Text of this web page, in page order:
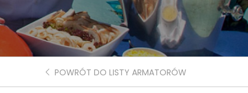
POWRÓT DO LISTY ARMATORÓW